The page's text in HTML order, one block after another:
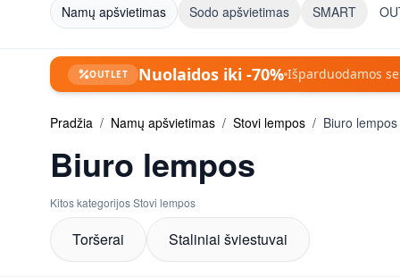
Namų apšvietimas Sodo apšvietimas SMART
OUTLET Nuolaidos iki -70% Išparduodamos
Pradžia / Namų apšvietimas / Stovi lempos / Biuro lempos
Biuro lempos
Kitos kategorijos Stovi lempos
Toršerai Staliniai šviestuvai